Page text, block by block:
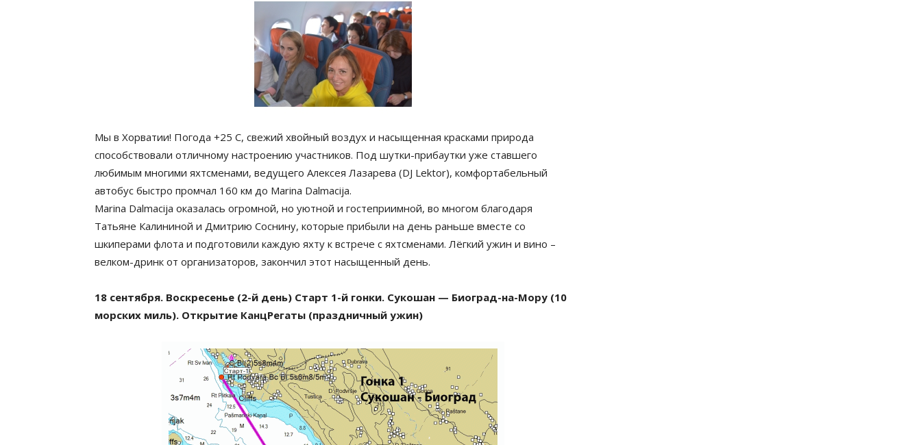
Мы в Хорватии! Погода +25 С, свежий хвойный воздух и насыщенная красками природа
способствовали отличному настроению участников. Под шутки-прибаутки уже ставшего
любимым многими яхтсменами, ведущего Алексея Лазарева (DJ Lektor), комфортабельный
автобус быстро промчал 160 км до Marina Dalmacija.
Marina Dalmacija оказалась огромной, но уютной и гостеприимной, во многом благодаря
Татьяне Калининой и Дмитрию Соснину, которые прибыли на день раньше вместе со
шкиперами флота и подготовили каждую яхту к встрече с яхтсменами. Лёгкий ужин и вино –
велком-дринк от организаторов, закончил этот насыщенный день.
18 сентября. Воскресенье (2-й день) Старт 1-й гонки. Сукошан — Биоград-на-Мору (10
морских миль). Открытие КанцРегаты (праздничный ужин)